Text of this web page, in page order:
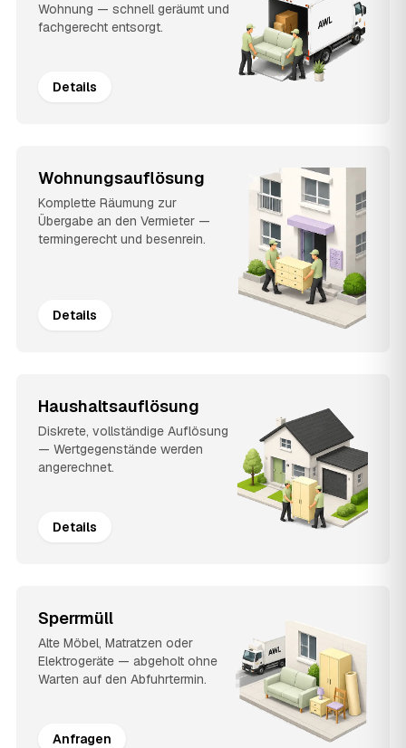
Wohnung — schnell geräumt und
fachgerecht entsorgt.
Details
Wohnungsauflösung
Komplette Räumung zur
Übergabe an den Vermieter —
termingerecht und besenrein.
Details
Haushaltsauflösung
Diskrete, vollständige Auflösung
— Wertgegenstände werden
angerechnet.
Details
Sperrmüll
Alte Möbel, Matratzen oder
Elektrogeräte — abgeholt ohne
Warten auf den Abfuhrtermin.
Anfragen